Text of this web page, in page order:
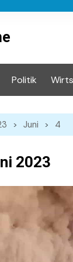
Politik
Juni 4
2023